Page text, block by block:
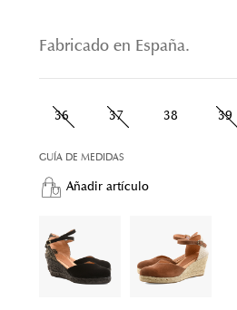
Fabricado en España.
36 37 38 39
GUÍA DE MEDIDAS
Añadir artículo